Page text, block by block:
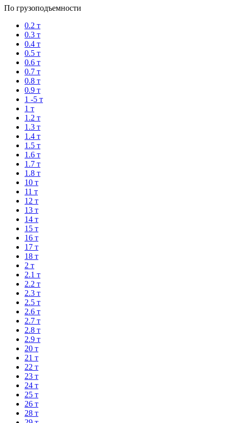
По грузоподъемности
0.2 т
0.3 т
0.4 т
0.5 т
0.6 т
0.7 т
0.8 т
0.9 т
1 -5 т
1 т
1.2 т
1.3 т
1.4 т
1.5 т
1.6 т
1.7 т
1.8 т
10 т
11 т
12 т
13 т
14 т
15 т
16 т
17 т
18 т
2 т
2.1 т
2.2 т
2.3 т
2.5 т
2.6 т
2.7 т
2.8 т
2.9 т
20 т
21 т
22 т
23 т
24 т
25 т
26 т
28 т